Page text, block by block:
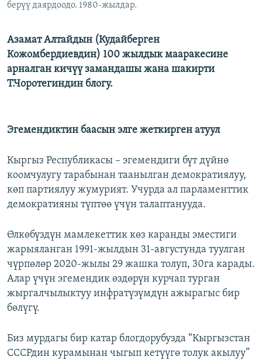
берүү даярдоодо. 1980-жылдар.
Азамат Алтайдын (Кудайберген
Кожомбердиевдин) 100 жылдык мааракесине
арналган кичүү замандашы жана шакирти
Т.Чоротегиндин блогу.
Эгемендиктин баасын элге жеткирген атуул
Кыргыз Республикасы – эгемендиги бүт дүйнө
коомчулугу тарабынан таанылган демократиялуу,
көп партиялуу жумурият. Учурда ал парламенттик
демократияны түптөө үчүн талаптанууда.
Өлкөбүздүн мамлекеттик көз каранды эместиги
жарыяланган 1991-жылдын 31-августунда туулган
чүрпөлөр 2020-жылы 29 жашка толуп, 30га карады.
Алар үчүн эгемендик өздөрүн курчап турган
жыргалчылыктуу инфратүзүмдүн ажырагыс бир
бөлүгү.
Биз мурдагы бир катар блогдорубузда “Кыргызстан
СССРдин курамынан чыгып кетүүгө толук акылуу”